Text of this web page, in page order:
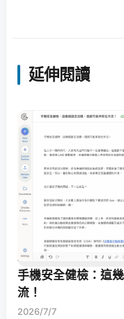
延伸閱讀
手機安全健檢：這
流！
2026/7/7